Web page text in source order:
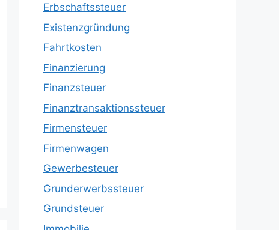
Erbschaftssteuer
Existenzgründung
Fahrtkosten
Finanzierung
Finanzsteuer
Finanztransaktionssteuer
Firmensteuer
Firmenwagen
Gewerbesteuer
Grunderwerbssteuer
Grundsteuer